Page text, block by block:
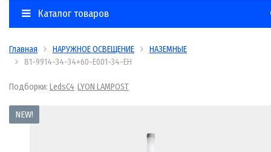
Каталог товаров
Главная НАРУЖНОЕ ОСВЕЩЕНИЕ
НАЗЕМНЫЕ
81-9914-34-34+60-E001-34-EH
Подборки: LedsC4 LYON LAMPOST
NEW!